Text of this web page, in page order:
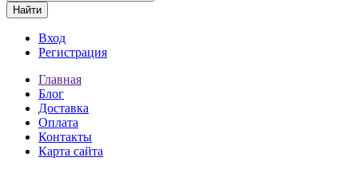
Найти
Вход
Регистрация
Главная
Блог
Доставка
Оплата
Контакты
Карта сайта